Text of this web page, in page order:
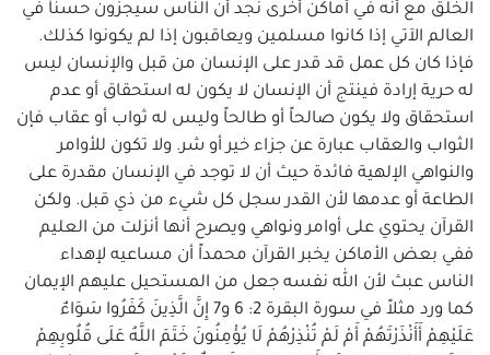
الخلق مع أنه في أماكن أخرى نجد أن الناس سيجزون حسناً في
العالم الآتي إذا كانوا مسلمين ويعاقبون إذا لم يكونوا كذلك.
فإذا كان كل عمل قد قدر على الإنسان من قبل والإنسان ليس
له حرية إرادة فينتج أن الإنسان لا يكون له استحقاق أو عدم
استحقاق ولا يكون صالحاً أو طالحاً وليس له ثواب أو عقاب فإن
الثواب والعقاب عبارة عن جزاء خير أو شر. ولا تكون للأوامر
والنواهي الإلهية فائدة حيث أن لا توجد في الإنسان مقدرة على
الطاعة أو عدمها لأن القدر سجل كل شيء من ذي قبل. ولكن
القرآن يحتوي على أوامر ونواهي ويصرح أنها أنزلت من العليم
ففي بعض الأماكن يخبر القرآن محمداً أن مساعيه لإهداء
الناس عبث لأن الله نفسه جعل من المستحيل عليهم الإيمان
كما ورد مثلاً في سورة البقرة 2: 6 و7 إِنَّ الَّذِينَ كَفَرُوا سَوَاءٌ
عَلَيْهِمْ أَأَنْذَرْتَهُمْ أَمْ لَمْ تُنْذِرْهُمْ لَا يُؤْمِنُونَ خَتَمَ اللَّهُ عَلَى قُلُوبِهِمْ